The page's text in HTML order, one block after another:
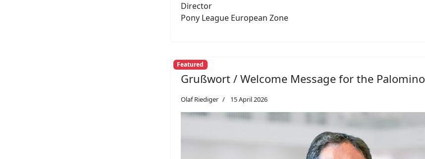
Director
Pony League European Zone
Featured
Grußwort / Welcome Message for the Palomino
Olaf Riediger 15 April 2026